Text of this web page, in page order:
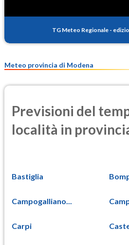
PM25
TG Meteo Regionale -
Meteo provincia di Modena
Previsioni del
località in
Bastiglia
Campogalliano...
Carpi